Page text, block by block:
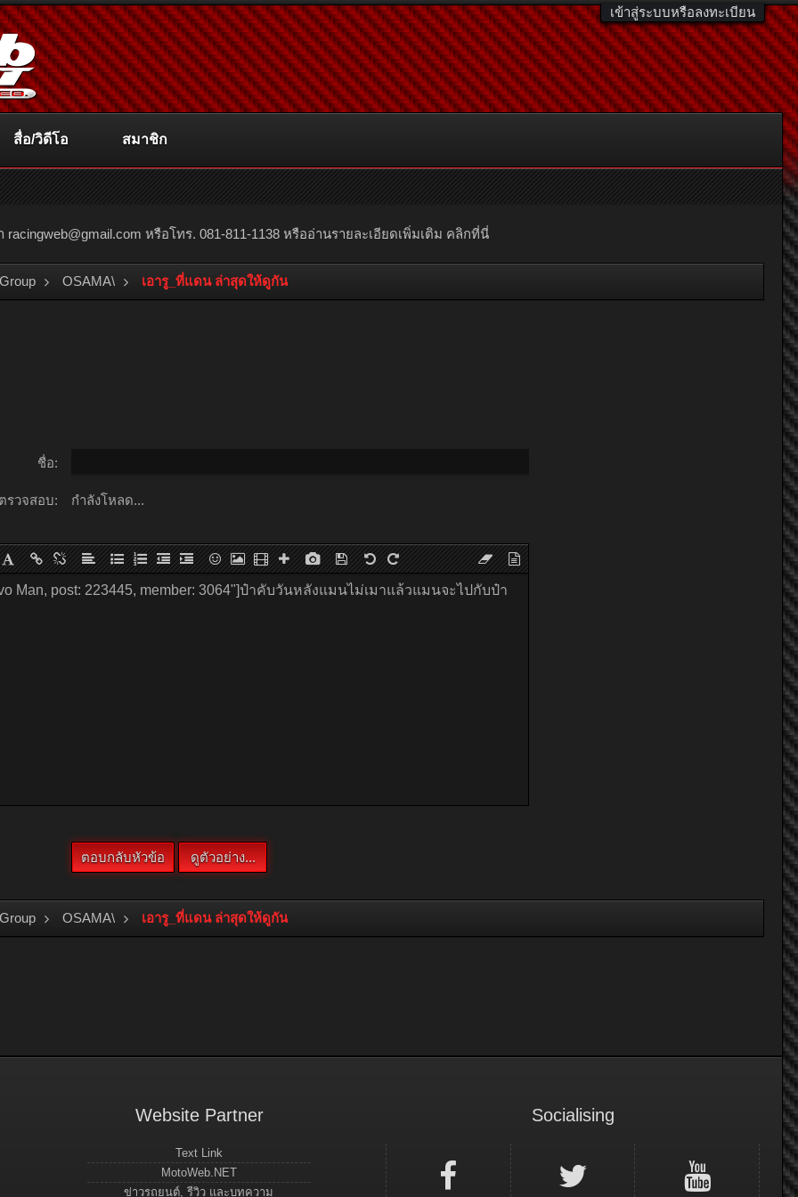
เข้าสู่ระบบหรือลงทะเบียน
racingweb@gmail.com หรือโทร. 081-811-1138 หรืออ่านรายละเอียดเพิ่มเติม คลิกที่นี่
OSAMA\ เอารู_ที่แดน ล่าสุดให้ดูกัน
ชื่อ:
รวจสอบ: กำลังโหลด...
OSAMA\ เอารู_ที่แดน ล่าสุดให้ดูกัน
สื่อ/วิดีโอ สมาชิก
Website Partner
Text Link
MotoWeb.NET
ข่าวรถยนต์, รีวิว และบทความ
Socialising